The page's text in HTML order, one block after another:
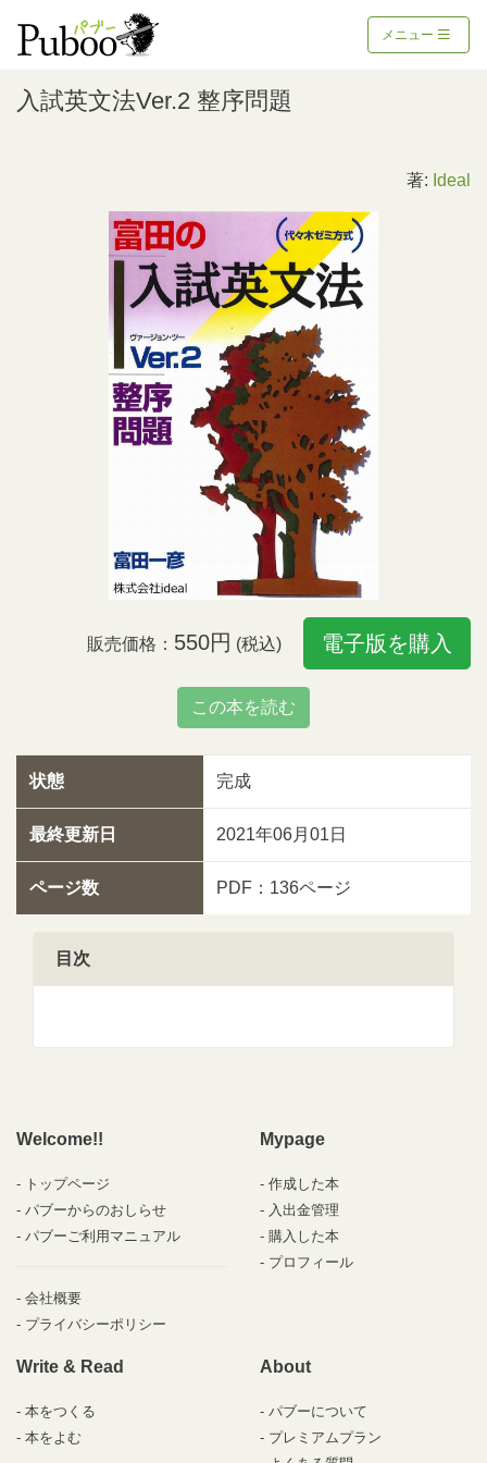
メニュー
入試英文法Ver.2 整序問題
著: Ideal
販売価格： 550円 (税込) 電子版を購入
この本を読む
状態 完成
最終更新日 2021年06月01日
ページ数 PDF：136ページ
目次
Welcome!!
トップページ
パブーからのおしらせ
パブーご利用マニュアル
会社概要
プライバシーポリシー
Mypage
作成した本
入出金管理
購入した本
プロフィール
Write & Read
本をつくる
本をよむ
About
パブーについて
プレミアムプラン